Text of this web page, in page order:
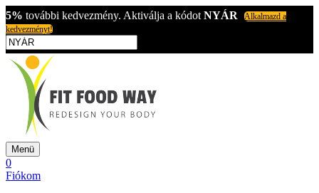
5% további kedvezmény. Aktiválja a kódot NYÁR
Alkalmazd a
kedvezményt!
Menü
0
Fiókom